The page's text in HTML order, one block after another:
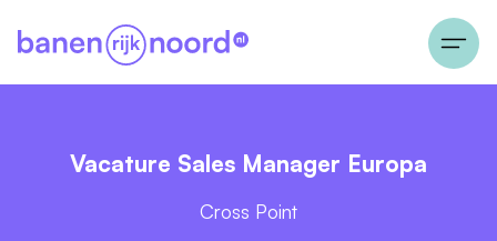
Vacature Sales Manager Europa
Cross Point